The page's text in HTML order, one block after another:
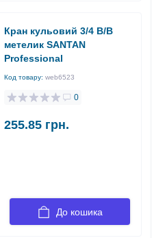
Кран кульовий 3/4 В/В
метелик SANTAN
Professional
Код товару: web6523
0
255.85 грн.
До кошика